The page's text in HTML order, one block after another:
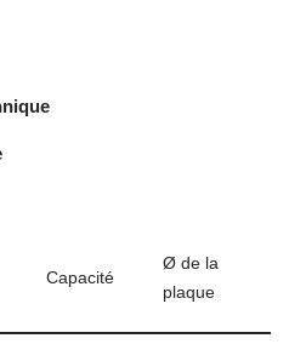
Capacité
Ø de la
plaque